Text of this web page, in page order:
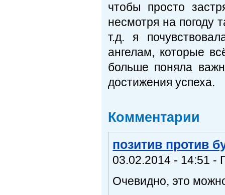
чтобы просто
несмотря на погоду
т.д. я
ангелам, которые
больше поняла
достижения успеха.
Комментарии
позитив против
03.02.2014 - 14:51 -
Очевидно, это